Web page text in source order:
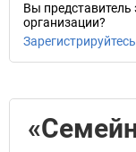
Вы представитель
организации?
Зарегистрируйтесь